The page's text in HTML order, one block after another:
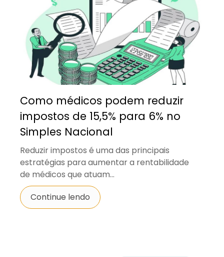
Como médicos podem reduzir
impostos de 15,5% para 6% no
Simples Nacional
Reduzir impostos é uma das principais
estratégias para aumentar a rentabilidade
de médicos que atuam...
Continue lendo